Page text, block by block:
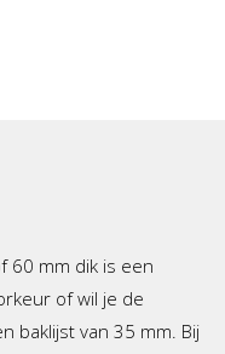
60 mm dik is een
of wil je de
baklijst van 35 mm. Bij